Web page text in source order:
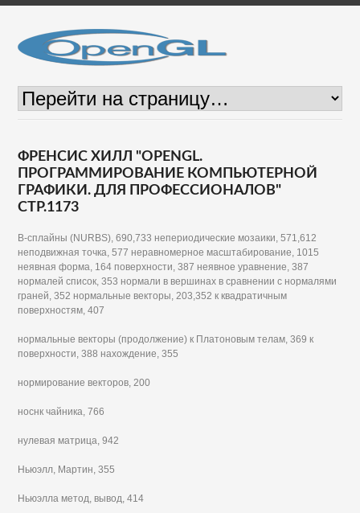
ФРЕНСИС ХИЛЛ "OPENGL.
ПРОГРАММИРОВАНИЕ КОМПЬЮТЕРНОЙ
ГРАФИКИ. ДЛЯ ПРОФЕССИОНАЛОВ"
СТР.1173
В-сплайны (NURBS), 690,733 непериодические мозаики, 571,612
неподвижная точка, 577 неравномерное масштабирование, 1015
неявная форма, 164 поверхности, 387 неявное уравнение, 387
нормалей список, 353 нормали в вершинах в сравнении с нормалями
граней, 352 нормальные векторы, 203,352 к квадратичным
поверхностям, 407
нормальные векторы (продолжение) к Платоновым телам, 369 к
поверхности, 388 нахождение, 355
нормирование векторов, 200
носнк чайника, 766
нулевая матрица, 942
Ньюэлл, Мартин, 355
Ньюэлла метод, вывод, 414